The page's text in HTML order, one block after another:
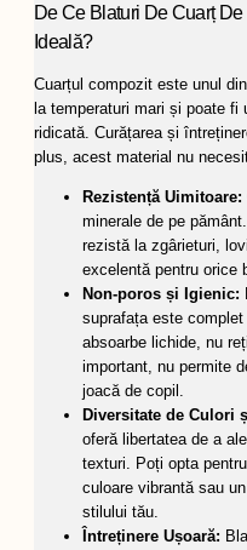
De Ce Blaturi De Cuarț
Ideală?
Cuarțul compozit este unul
la temperaturi mari și poate
ridicată. Curățarea și
plus, acest material nu
Rezistență Uimitoare:
minerale de pe
rezistă la zgârieturi,
excelentă pentru orice
Non-poros și Igienic:
suprafața este
absoarbe lichide, nu
important, nu permite
joacă de copil.
Diversitate de Culori
oferă libertatea de a
texturi. Poți opta
culoare vibrantă sau
stilului tău.
Întreținere Ușoară: